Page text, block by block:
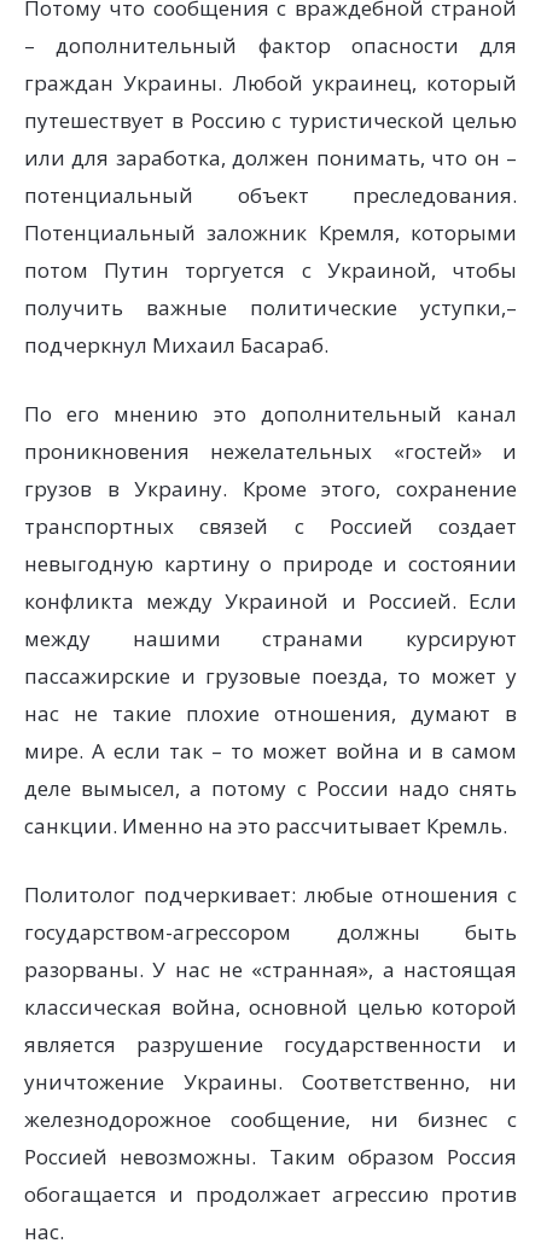
Потому что сообщения с враждебной страной
– дополнительный фактор опасности для
граждан Украины. Любой украинец, который
путешествует в Россию с туристической целью
или для заработка, должен понимать, что он –
потенциальный объект преследования.
Потенциальный заложник Кремля, которыми
потом Путин торгуется с Украиной, чтобы
получить важные политические уступки,–
подчеркнул Михаил Басараб.
По его мнению это дополнительный канал
проникновения нежелательных «гостей» и
грузов в Украину. Кроме этого, сохранение
транспортных связей с Россией создает
невыгодную картину о природе и состоянии
конфликта между Украиной и Россией. Если
между нашими странами курсируют
пассажирские и грузовые поезда, то может у
нас не такие плохие отношения, думают в
мире. А если так – то может война и в самом
деле вымысел, а потому с России надо снять
санкции. Именно на это рассчитывает Кремль.
Политолог подчеркивает: любые отношения с
государством-агрессором должны быть
разорваны. У нас не «странная», а настоящая
классическая война, основной целью которой
является разрушение государственности и
уничтожение Украины. Соответственно, ни
железнодорожное сообщение, ни бизнес с
Россией невозможны. Таким образом Россия
обогащается и продолжает агрессию против
нас.